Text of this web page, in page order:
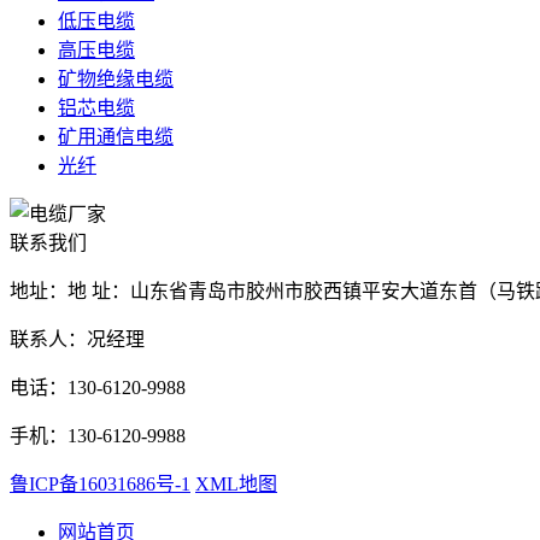
低压电缆
高压电缆
矿物绝缘电缆
铝芯电缆
矿用通信电缆
光纤
联系我们
地址：地 址：山东省青岛市胶州市胶西镇平安大道东首（马
联系人：况经理
电话：130-6120-9988
手机：130-6120-9988
鲁ICP备16031686号-1 XML地图
网站首页